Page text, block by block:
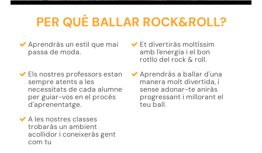
PER QUÈ BALLAR ROCK&ROLL?
Aprendràs unestil que mai
passa demoda.
Et divertiràs moltíssim
amb l'energia i el bon
rotllodel rock & roll.
Els nostresprofessorsestan
sempreatentsa les
necessitats de cada alumne
perguiar-vos en el procés
d'aprenentatge.
Aprendràs a ballar d'una
manera molt divertida, i
sense adonar-te aniràs
progressant i millorant el
teu ball.
A les nostres classes
trobaràs unambient
acollidor i coneixeràs gent
com tu